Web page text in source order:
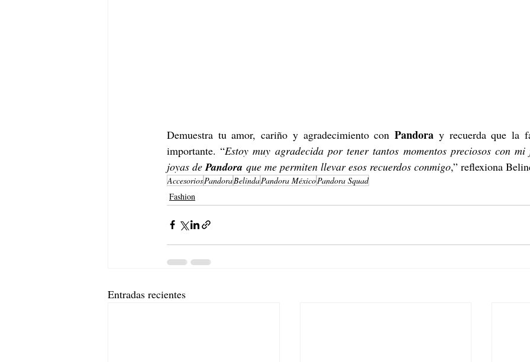
Demuestra tu amor, cariño y agradecimiento con Pandora y recuerda que la
importante. “Estoy muy agradecida por tener tantos momentos preciosos con
joyas de Pandora que me permiten llevar esos recuerdos conmigo,” reflexiona
AccesoriosPandoraBelindaPandora MéxicoPandora Squad
Fashion
Entradas recientes